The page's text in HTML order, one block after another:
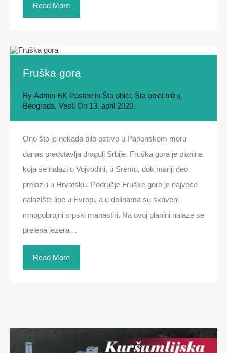
Read More
Fruška gora
By Admin BK Posted in Šta obići, Šta obići blizu
Beograda, Vesti On 13. april 2020.
Ono što je nekada bilo ostrvo u Panonskom moru
danas predstavlja dragulj Srbije. Fruška gora je planina
koja se nalazi u Vojvodini, u Sremu, dok manji deo
prelazi i u Hrvatsku. Područje Fruške gore je najveće
nalazište lipe u Evropi, a u dolinama su skriveni
mnogobrojni srpski manastiri. Na ovoj planini nalaze se
prelepa jezera…
Read More